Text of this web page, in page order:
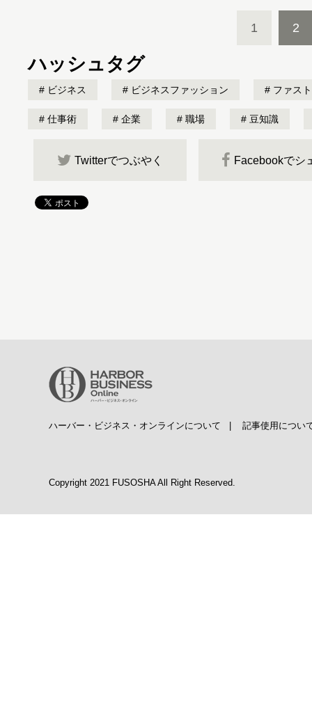
1 2
ハッシュタグ
ビジネス ビジネスファッション ファス
仕事術 企業 職場 豆知識
Twitterでつぶやく Facebookでシ
ハーバー・ビジネス・オンラインについて 記事使用につい
Copyright 2021 FUSOSHA All Right Reserved.